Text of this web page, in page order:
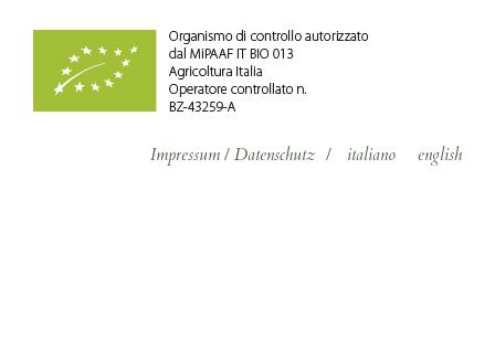
Impressum / Datenschutz / italiano english